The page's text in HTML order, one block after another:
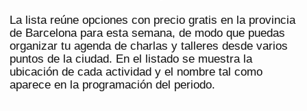
La lista reúne opciones con precio gratis en la provincia
de Barcelona para esta semana, de modo que puedas
organizar tu agenda de charlas y talleres desde varios
puntos de la ciudad. En el listado se muestra la
ubicación de cada actividad y el nombre tal como
aparece en la programación del periodo.